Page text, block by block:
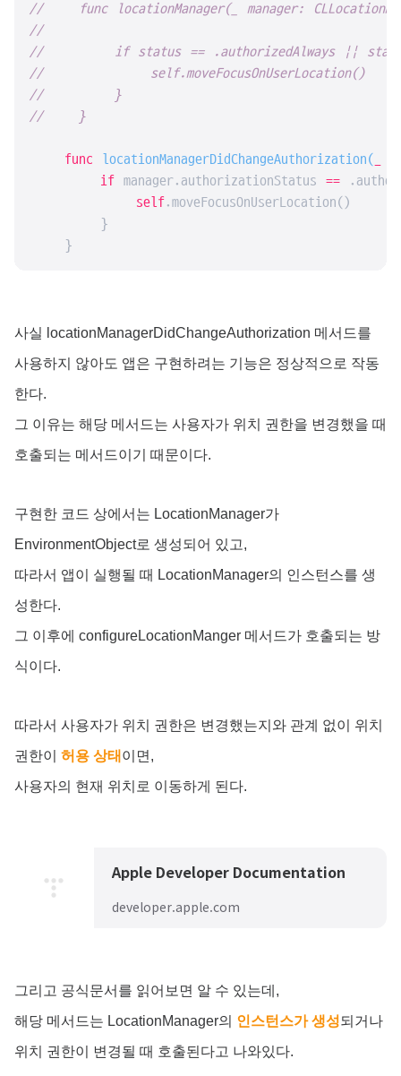
//    func locationManager(_ manager:
//
//        if status == .authorizedAlways || status
//            self.moveFocusOnUserLocation()
//        }
//    }
func locationManagerDidChangeAuthorization(
if manager.authorizationStatus ==
self.moveFocusOnUserLocation()
        }
    }
사실 locationManagerDidChangeAuthorization 메서드를
사용하지 않아도 앱은 구현하려는 기능은 정상적으로 작동
한다.
그 이유는 해당 메서드는 사용자가 위치 권한을 변경했을 때
호출되는 메서드이기 때문이다.
구현한 코드 상에서는 LocationManager가
EnvironmentObject로 생성되어 있고,
따라서 앱이 실행될 때 LocationManager의 인스턴스를 생
성한다.
그 이후에 configureLocationManger 메서드가 호출되는 방
식이다.
따라서 사용자가 위치 권한은 변경했는지와 관계 없이 위치
권한이 허용 상태 이면,
사용자의 현재 위치로 이동하게 된다.
Apple Developer Documentation
developer.apple.com
그리고 공식문서를 읽어보면 알 수 있는데,
해당 메서드는 LocationManager의 인스턴스가 생성되거나
위치 권한이 변경될 때 호출된다고 나와있다.